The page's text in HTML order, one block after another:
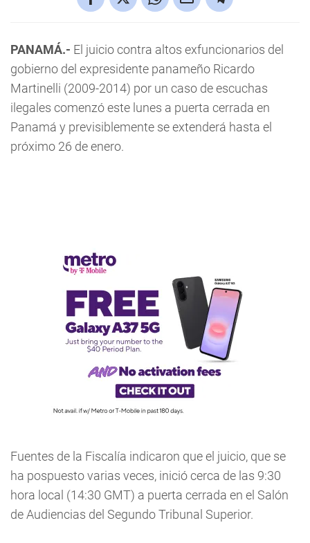
PANAMÁ.- El juicio contra altos exfuncionarios del
gobierno del expresidente panameño Ricardo
Martinelli (2009-2014) por un caso de escuchas
ilegales comenzó este lunes a puerta cerrada en
Panamá y previsiblemente se extenderá hasta el
próximo 26 de enero.
Fuentes de la Fiscalía indicaron que el juicio, que se
ha pospuesto varias veces, inició cerca de las 9:30
hora local (14:30 GMT) a puerta cerrada en el Salón
de Audiencias del Segundo Tribunal Superior.